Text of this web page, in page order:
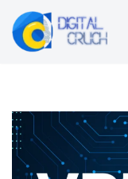
Lompat